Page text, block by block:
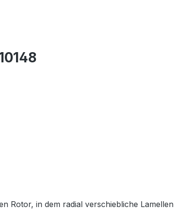
Rotor, in dem radial verschiebliche Lamellen